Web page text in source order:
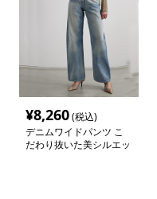
¥8,260(税込)
デニムワイドパンツ こ
だわり抜いた美シルエッ